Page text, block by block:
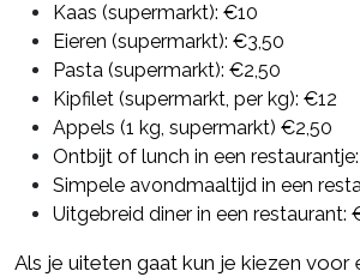
Kaas (supermarkt): €10
Eieren (supermarkt): €3,50
Pasta (supermarkt): €2,50
Kipfilet (supermarkt, per kg): €12
Appels (1 kg, supermarkt) €2,50
Ontbijt of lunch in een
Simpele avondmaaltijd in een
Uitgebreid diner in een restaurant:
Als je uiteten gaat kun je kiezen voor